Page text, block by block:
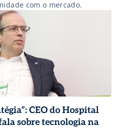
com o mercado.
CEO do Hospital
sobre tecnologia na